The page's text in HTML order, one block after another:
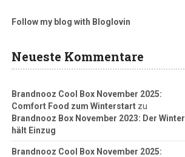
Follow my blog with Bloglovin
Neueste Kommentare
Brandnooz Cool Box November 2025:
Comfort Food zum Winterstart zu
Brandnooz Box November 2023: Der Winter
hält Einzug
Brandnooz Cool Box November 2025: